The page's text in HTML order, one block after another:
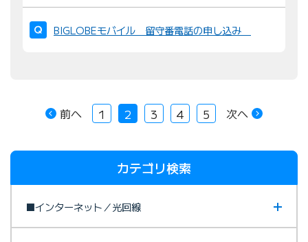
BIGLOBEモバイル 留守番電話の申し込み
前へ 1 2 3 4 5 次へ
カテゴリ検索
■インターネット／光回線